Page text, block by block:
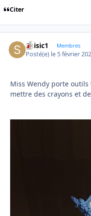
Citer
Soisic1 Membres
Posté(e) le 5 février
Miss Wendy porte
mettre des crayons et